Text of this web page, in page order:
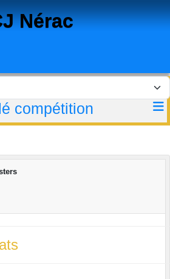
Nérac
compétition
cookies